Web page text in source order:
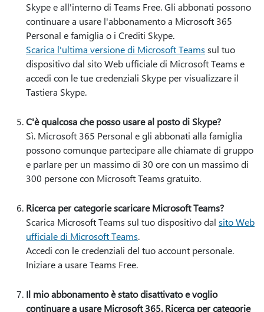
Skype e all'interno di Teams Free. Gli abbonati possono
continuare a usare l'abbonamento a Microsoft 365
Personal e famiglia o i Crediti Skype.
Scarica l'ultima versione di Microsoft Teams sul tuo
dispositivo dal sito Web ufficiale di Microsoft Teams e
accedi con le tue credenziali Skype per visualizzare il
Tastiera Skype.
C'è qualcosa che posso usare al posto di Skype?
Sì. Microsoft 365 Personal e gli abbonati alla famiglia
possono comunque partecipare alle chiamate di gruppo
e parlare per un massimo di 30 ore con un massimo di
300 persone con Microsoft Teams gratuito.
Ricerca per categorie scaricare Microsoft Teams?
Scarica Microsoft Teams sul tuo dispositivo dal sito Web
ufficiale di Microsoft Teams.
Accedi con le credenziali del tuo account personale.
Iniziare a usare Teams Free.
Il mio abbonamento è stato disattivato e voglio
continuare a usare Microsoft 365. Ricerca per categorie